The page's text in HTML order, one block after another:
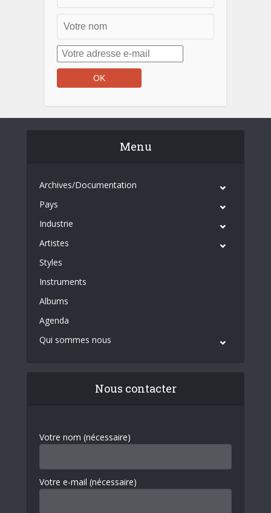
Menu
Archives/Documentation
Pays
Industrie
Artistes
Styles
Instruments
Albums
Agenda
Qui sommes nous
Nous contacter
Votre nom (nécessaire)
Votre e-mail (nécessaire)